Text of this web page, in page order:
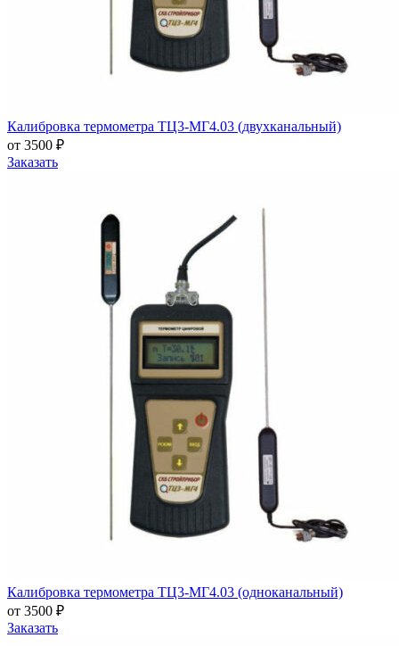
Калибровка термометра ТЦ3-МГ4.03 (двухканальный)
от 3500 ₽
Заказать
Калибровка термометра ТЦ3-МГ4.03 (одноканальный)
от 3500 ₽
Заказать